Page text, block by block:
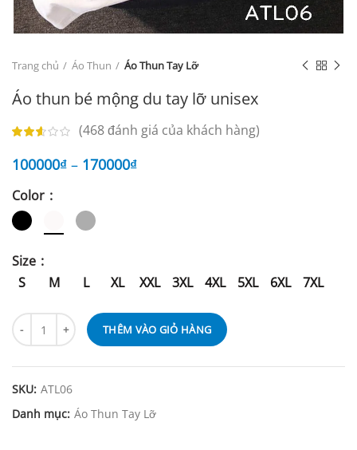
Trang chủ Áo Thun Áo Thun Tay Lỡ
Áo thun bé mộng du tay lỡ unisex
(468đánh giá của khách hàng)
100000₫ – 170000₫
Color
Size
S
M L XL XXL 3XL 4XL 5XL 6XL 7XL
THÊM VÀO GIỎ HÀNG
SKU: ATL06
Danh mục: Áo Thun Tay Lỡ